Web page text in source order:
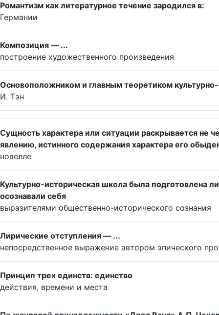
Романтизм как литературное течение зародился в:
Германии
Композиция — ...
построение художественного произведения
Основоположником и главным теоретиком
И. Тэн
Сущность характера или ситуации раскрывается не
явлению, истинного содержания характера его
новелле
Культурно-историческая школа была подготовлена
осознавали себя
выразителями общественно-исторического сознания
Лирические отступления — ...
непосредственное выражение автором эпического
Принцип трех единств: единство
действия, времени и места